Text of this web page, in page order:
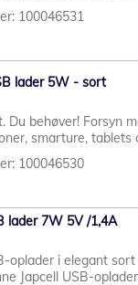
100046531
lader 5W - sort
Du behøver! Forsyn
smarture, tablets
100046530
lader 7W 5V /1,4A
oplader i elegant
Japcell USB-